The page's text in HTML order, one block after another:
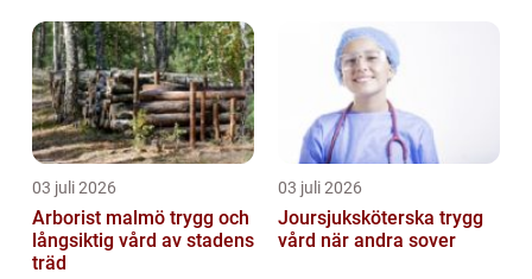
03 juli 2026
Arborist malmö trygg och
långsiktig vård av stadens
träd
03 juli 2026
Joursjuksköterska trygg
vård när andra sover